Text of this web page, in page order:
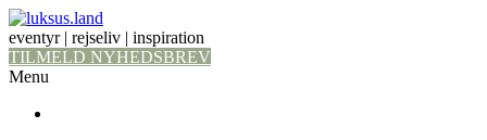
eventyr | rejseliv | inspiration
TILMELD NYHEDSBREV
Menu